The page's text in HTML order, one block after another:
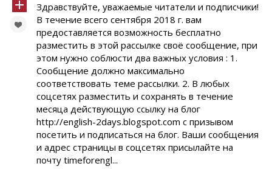
Здравствуйте, уважаемые читатели и подписчики!
В течение всего сентября 2018 г. вам
предоставляется возможность бесплатно
разместить в этой рассылке своё сообщение, при
этом нужно соблюсти два важных условия : 1.
Сообщение должно максимально
соответствовать теме рассылки. 2. В любых
соцсетях разместить и сохранять в течение
месяца действующую ссылку на блог
http://english-2days.blogspot.com c призывом
посетить и подписаться на блог. Ваши сообщения
и адрес страницы в соцсетях присылайте на
почту timeforengl...